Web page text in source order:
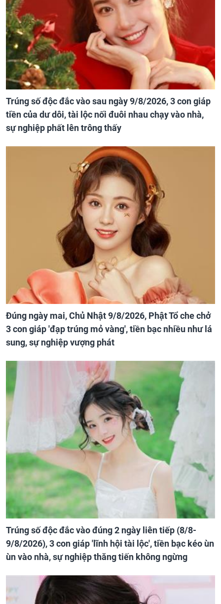
Trúng số độc đắc vào sau ngày 9/8/2026, 3 con giáp
tiền của dư dôi, tài lộc nối đuôi nhau chạy vào nhà,
sự nghiệp phất lên trông thấy
Đúng ngày mai, Chủ Nhật 9/8/2026, Phật Tổ che chở
3 con giáp 'đạp trúng mỏ vàng', tiền bạc nhiều như lá
sung, sự nghiệp vượng phát
Trúng số độc đắc vào đúng 2 ngày liên tiếp (8/8-
9/8/2026), 3 con giáp 'lĩnh hội tài lộc', tiền bạc kéo ùn
ùn vào nhà, sự nghiệp thăng tiến không ngừng